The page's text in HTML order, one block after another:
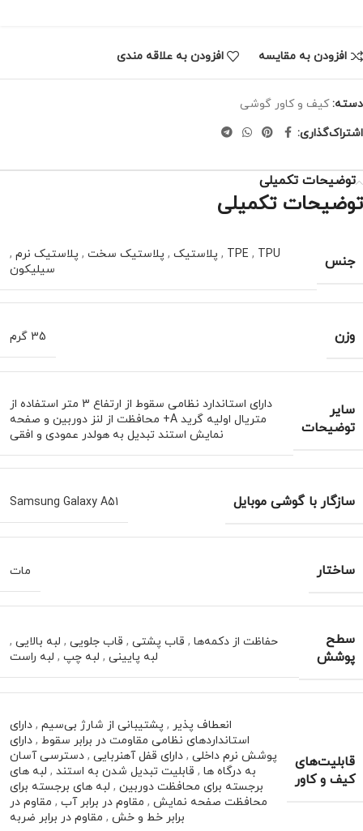
افزودن به مقایسه افزودن به علاقه مندی
دسته: کیف و کاور گوشی
اشتراک‌گذاری:
توضیحات تکمیلی
توضیحات تکمیلی
جنس TPE , TPU
, پلاستیک , پلاستیک سخت , پلاستیک نرم ,
سیلیکون
وزن 35 گرم
سایر
توضیحات
دارای استاندارد نظامی سقوط از ارتفاع 3 متر استفاده از
متریال اولیه گرید A+ محافظت از لنز دوربین و صفحه
نمایش استند تبدیل به هولدر عمودی و افقی
سازگار با گوشی موبایل Samsung Galaxy A51
ساختار مات
سطح
پوشش
حفاظت از دکمه‌ها , قاب پشتی , قاب جلویی , لبه بالایی ,
لبه پایینی , لبه چپ , لبه راست
قابلیت‌های
کیف و کاور
انعطاف پذیر , پشتیبانی از شارژ بی‌سیم , دارای
استانداردهای نظامی مقاومت در برابر سقوط , دارای
پوشش نرم داخلی , دارای قفل آهنربایی , دسترسی آسان
به درگاه ها , قابلیت تبدیل شدن به استند , لبه های
برجسته برای محافظت دوربین , لبه های برجسته برای
محافظت صفحه نمایش , مقاوم در برابر آب , مقاوم در
برابر خط و خش , مقاوم در برابر ضربه